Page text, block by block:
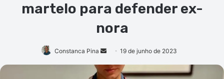
martelo para defender ex-
nora
Constanca Pina
Mande
e-
19 de junho de 2023